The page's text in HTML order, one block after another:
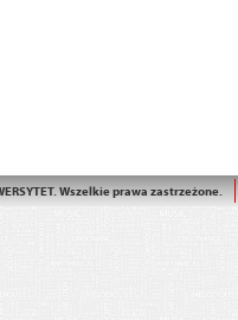
Wszelkie prawa zastrzeżone.